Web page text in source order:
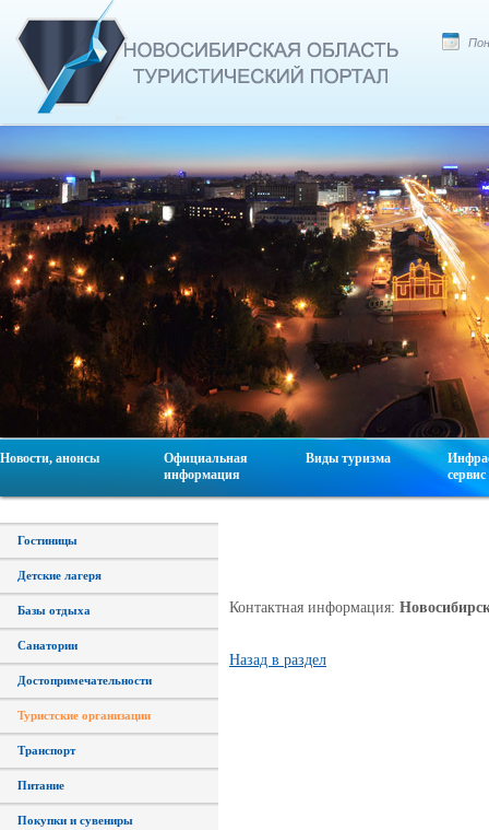
Новости, анонсы
Официальная
информация
Виды туризма
сервис
Гостиницы
Детские лагеря
Базы отдыха
Санатории
Достопримечательности
Туристские организации
Транспорт
Питание
Покупки и сувениры
Контактная информация:
Назад в раздел